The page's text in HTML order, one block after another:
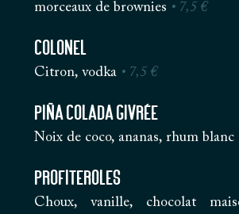
morceaux de brownies • 7,5 €
Colonel
Citron, vodka • 7,5 €
Piña Colada Givrée
Noix de coco, ananas, rhum blanc
Profiteroles
Choux, vanille, chocolat